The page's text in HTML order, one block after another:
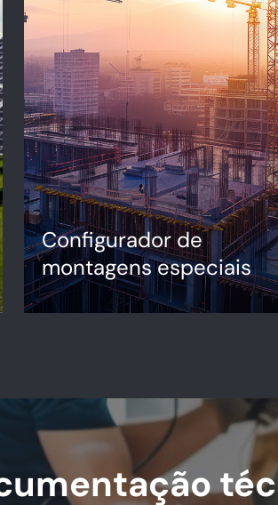
Configurador de
montagens especiais
Garantimos grande